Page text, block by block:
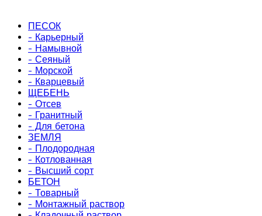
ПЕСОК
- Карьерный
- Намывной
- Сеяный
- Морской
- Кварцевый
ЩЕБЕНЬ
- Отсев
- Гранитный
- Для бетона
ЗЕМЛЯ
- Плодородная
- Котлованная
- Высший сорт
БЕТОН
- Товарный
- Монтажный раствор